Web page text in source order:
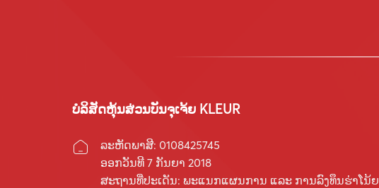
ບໍລິສັດຫຸ້ນສ່ວນບັນຈຸເຈ້ຍ KLEUR
ລະຫັດພາສີ: 0108425745
ອອກວັນທີ 7 ກັນຍາ 2018
ສະຖານທີ່ປະເດັນ: ພະແນກແຜນການ ແລະ ການລົງທຶນຮ່າໂນ້ຍ